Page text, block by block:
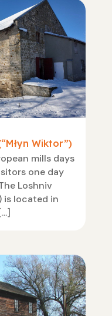
Wiktor”)
mills days
one day
Loshniv
is located in